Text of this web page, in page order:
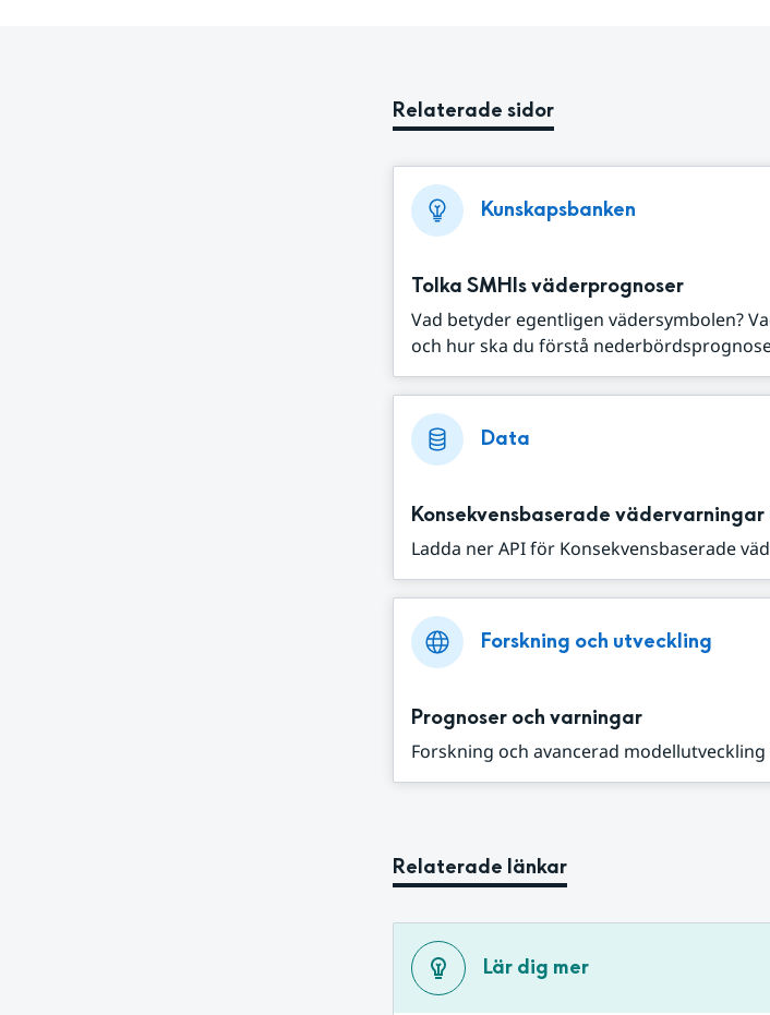
Relaterade sidor
Kunskapsbanken
Tolka SMHIs väderprognoser
Vad betyder egentligen vädersymbolen?
och hur ska du förstå
Data
Konsekvensbaserade vädervarningar
Ladda ner API för Konsekvensbaserade
Forskning och utveckling
Prognoser och varningar
Forskning och avancerad
Relaterade länkar
Lär dig mer